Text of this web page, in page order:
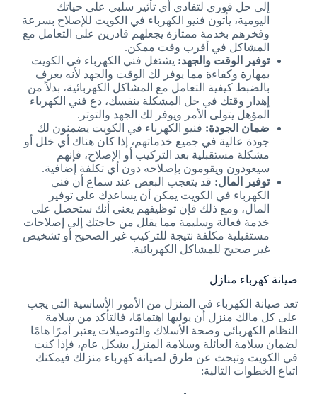
إلى حل فوري لتفادي أي تأثير سلبي على حياتك
اليومية، يأتون فنيو الكهرباء في الكويت للإصلاح بسرعة
وفخرهم بخدمة ممتازة يجعلهم قادرين على التعامل مع
المشاكل في أقرب وقت ممكن.
توفير الوقت والجهد: يشتغل فني الكهرباء في الكويت
بمهارة وكفاءة مما يوفر لك الوقت والجهد لأنه يعرف
بالضبط كيفية التعامل مع المشاكل الكهربائية، بدلاً من
إهدار وقتك في حل المشكلة بنفسك، دع فني الكهرباء
المؤهل يتولى الأمر ويوفر لك الجهد والتوتر.
ضمان الجودة: فنيو الكهرباء في الكويت يضمنون لك
جودة عالية في جميع خدماتهم، إذا كان هناك أي خلل أو
مشكلة مستقبلية بعد التركيب أو الإصلاح، فإنهم
سيعودون ويقومون بإصلاحه دون أي تكلفة إضافية.
توفير المال: قد يتعجب البعض عند سماع أن فني
الكهرباء في الكويت يمكن أن يساعدك على توفير
المال، ومع ذلك فإن توظيفهم يعني أنك ستحصل على
خدمة فعالة وسليمة مما يقلل من حاجتك إلى إصلاحات
مستقبلية مكلفة نتيجة للتركيب غير الصحيح أو تشخيص
غير صحيح للمشاكل الكهربائية.
صيانة كهرباء منازل
تعد صيانة الكهرباء في المنزل من الأمور الأساسية التي يجب
على كل مالك منزل أن يوليها اهتمامًا، فالتأكد من سلامة
النظام الكهربائي وصحة الأسلاك والتوصيلات يعتبر أمرًا هامًا
لضمان سلامة العائلة وسلامة المنزل بشكل عام، فإذا كنت
في الكويت وتبحث عن طرق لصيانة كهرباء منزلك فيمكنك
اتباع الخطوات التالية: